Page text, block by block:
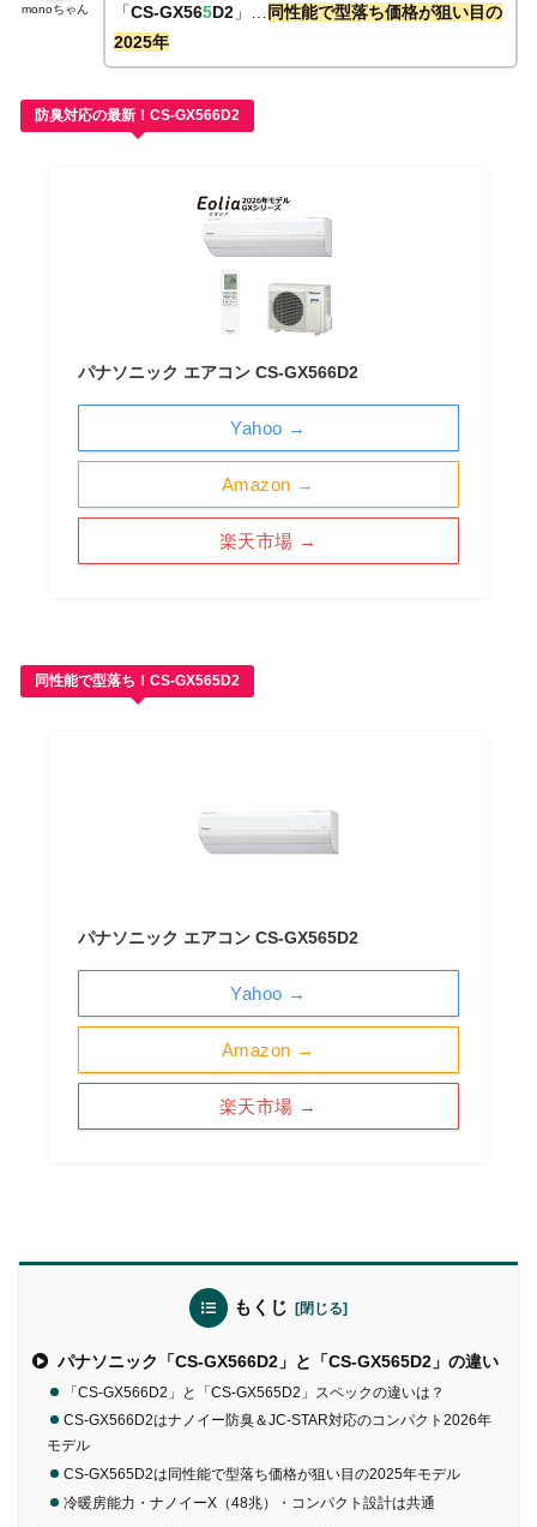
monoちゃん
「CS-GX565D2 」… 同性能で型落ち価格が狙い目の
2025年
防臭対応の最新！CS-GX566D2
パナソニック エアコン CS-GX566D2
Amazon →
楽天市場 →
Yahoo →
同性能で型落ち！CS-GX565D2
パナソニック エアコン CS-GX565D2
Amazon →
楽天市場 →
Yahoo →
もくじ
パナソニック「CS-GX566D2」と「CS-GX565D2」の違い
「CS-GX566D2」と「CS-GX565D2」スペックの違いは？
CS-GX566D2はナノイー防臭＆JC-STAR対応のコンパクト2026年
モデル
CS-GX565D2は同性能で型落ち価格が狙い目の2025年モデル
冷暖房能力・ナノイーX（48兆）・コンパクト設計は共通